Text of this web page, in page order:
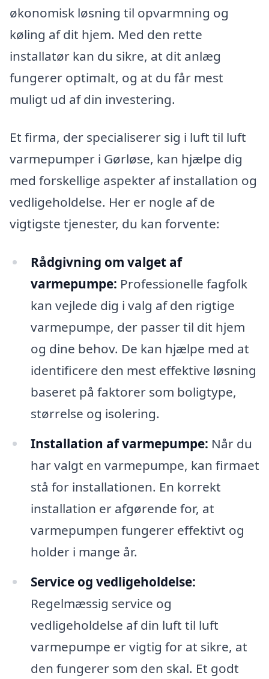
økonomisk løsning til opvarmning og
køling af dit hjem. Med den rette
installatør kan du sikre, at dit anlæg
fungerer optimalt, og at du får mest
muligt ud af din investering.
Et firma, der specialiserer sig i luft til luft
varmepumper i Gørløse, kan hjælpe dig
med forskellige aspekter af installation og
vedligeholdelse. Her er nogle af de
vigtigste tjenester, du kan forvente:
Rådgivning om valget af
varmepumpe: Professionelle fagfolk
kan vejlede dig i valg af den rigtige
varmepumpe, der passer til dit hjem
og dine behov. De kan hjælpe med at
identificere den mest effektive løsning
baseret på faktorer som boligtype,
størrelse og isolering.
Installation af varmepumpe: Når du
har valgt en varmepumpe, kan firmaet
stå for installationen. En korrekt
installation er afgørende for, at
varmepumpen fungerer effektivt og
holder i mange år.
Service og vedligeholdelse:
Regelmæssig service og
vedligeholdelse af din luft til luft
varmepumpe er vigtig for at sikre, at
den fungerer som den skal. Et godt